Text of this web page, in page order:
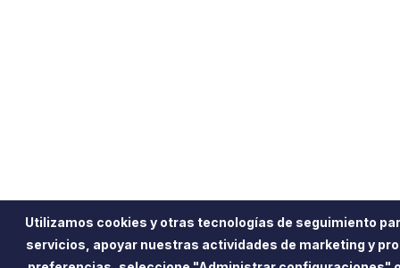
Utilizamos cookies y otras tecnologías de seguimiento
servicios, apoyar nuestras actividades de marketing y